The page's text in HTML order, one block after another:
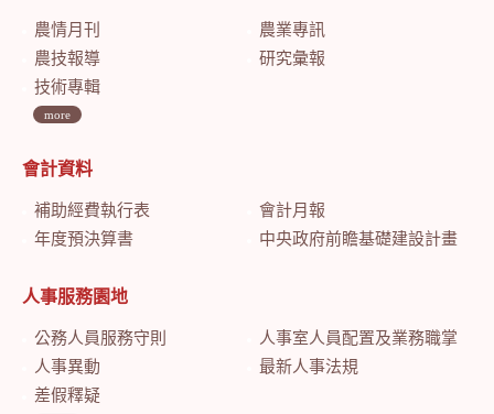
農情月刊
農業專訊
農技報導
研究彙報
技術專輯
more
會計資料
補助經費執行表
會計月報
年度預決算書
中央政府前瞻基礎建設計畫特別預算會計月報
人事服務園地
公務人員服務守則
人事室人員配置及業務職掌
人事異動
最新人事法規
差假釋疑